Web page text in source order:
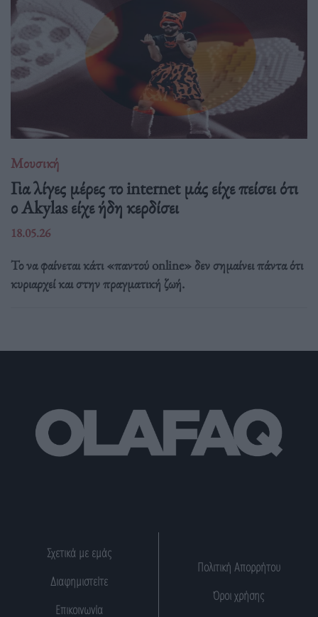
Μουσική
Για λίγες μέρες το internet μάς είχε πείσει ότι
ο Akylas είχε ήδη κερδίσει
18.05.26
Το να φαίνεται κάτι «παντού online» δεν σημαίνει πάντα ότι
κυριαρχεί και στην πραγματική ζωή.
Σχετικά με εμάς
Διαφημιστείτε
Επικοινωνία
Πολιτική Απορρήτου
Όροι χρήσης